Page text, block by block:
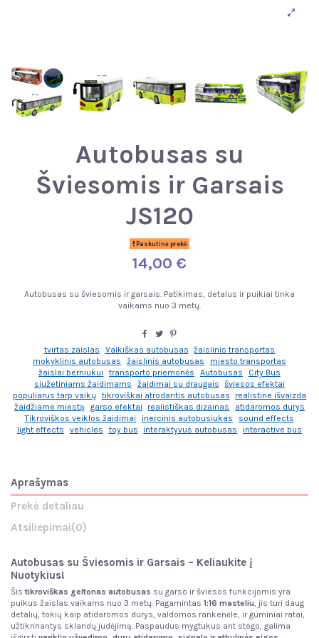
Autobusas su
Šviesomis ir Garsais
JS120
Paskutinė prekė
14,00 €
Autobusas su šviesomis ir garsais. Patikimas, detalus ir puikiai tinka
vaikams nuo 3 metų.
tvirtas zaislas Vaikiškas autobusas žaislinis transportas
mokyklinis autobusas
žaislinis autobusas
miesto transportas
žaislai berniukui transporto priemonės Autobusas
City Bus
siužetiniams žaidimams
žaidimai su draugais šviesos efektai
populiarus tarp vaikų
tikroviškai atrodantis autobusas
realistine išvaizda
žaidžiame miestą
garso efektai realistiškas dizainas
atidaromos durys
Tikroviškos veiklos žaidimai
inercinis autobusiukas
sound effects
light effects
vehicles toy bus interaktyvus autobusas interactive bus
Aprašymas
Prekė detaliau
Atsiliepimai(0)
Autobusas su Šviesomis ir Garsais – Keliaukite į
Nuotykius!
Šis tikroviškas geltonas autobusas su garso ir šviesos funkcijomis yra
puikus žaislas vaikams nuo 3 metų. Pagamintas 1:16 masteliu , jis turi daug
detalių, tokių kaip atidaromos durys, valdomos rankenėle, ir guminiai ratai,
užtikrinantys sklandų judėjimą. Paspaudus mygtukus ant stogo, galima